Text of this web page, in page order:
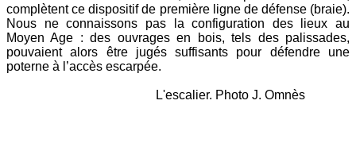
complètent ce dispositif de première ligne de défense (braie).
Nous ne connaissons pas la configuration des lieux au
Moyen Age : des ouvrages en bois, tels des palissades,
pouvaient alors être jugés suffisants pour défendre une
poterne à l’accès escarpée.
L'escalier. Photo J. Omnès